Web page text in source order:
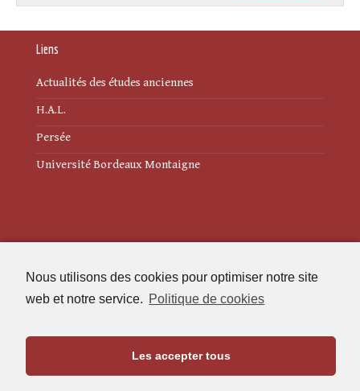
Nous utilisons des cookies pour optimiser notre site
web et notre service. Politique de cookies
Les accepter tous
Liens
Actualités des études anciennes
H.A.L.
Persée
Université Bordeaux Montaigne
Politique de cookies (UE)
Maison de l'Archéologie